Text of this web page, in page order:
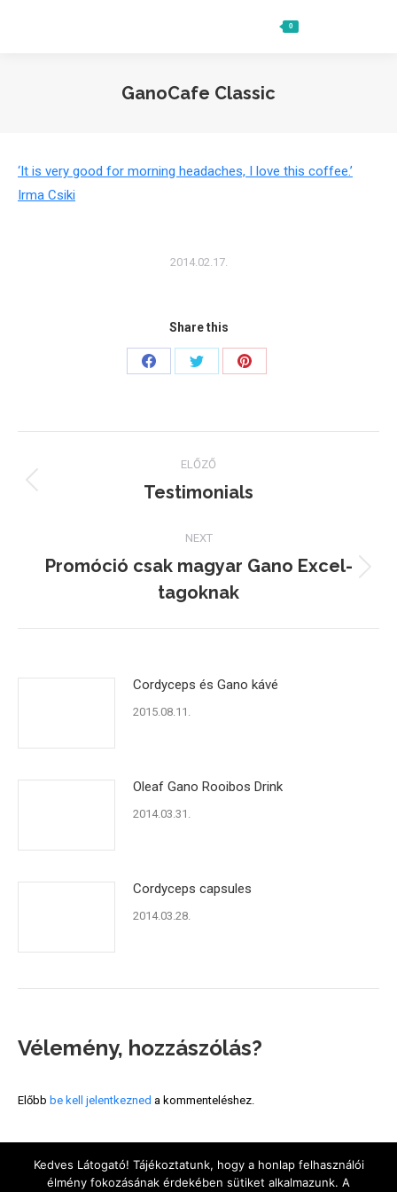
0
GanoCafe Classic
‘It is very good for morning headaches, I love this coffee.’
Irma Csiki
2014.02.17.
Share this
Share
Share
Share
navigation
ELŐZŐ
Previous
Testimonials
NEXT
Next
post:
Promóció csak magyar Gano Excel-
tagoknak
Cordyceps és Gano kávé
2015.08.11.
Oleaf Gano Rooibos Drink
2014.03.31.
Cordyceps capsules
2014.03.28.
Vélemény, hozzászólás?
Előbb be kell jelentkezned a kommenteléshez.
Menu
Kedves Látogató! Tájékoztatunk, hogy a honlap felhasználói
élmény fokozásának érdekében sütiket alkalmazunk. A